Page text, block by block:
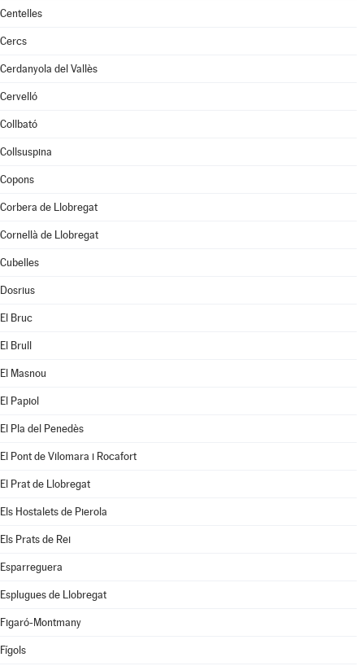
Centelles
Cercs
Cerdanyola del Vallès
Cervelló
Collbató
Collsuspina
Copons
Corbera de Llobregat
Cornellà de Llobregat
Cubelles
Dosrius
El Bruc
El Brull
El Masnou
El Papiol
El Pla del Penedès
El Pont de Vilomara i Rocafort
El Prat de Llobregat
Els Hostalets de Pierola
Els Prats de Rei
Esparreguera
Esplugues de Llobregat
Figaró-Montmany
Fígols